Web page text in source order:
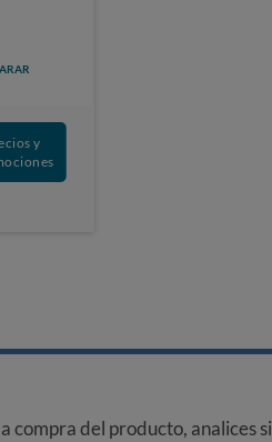
y
compra del producto, analices si